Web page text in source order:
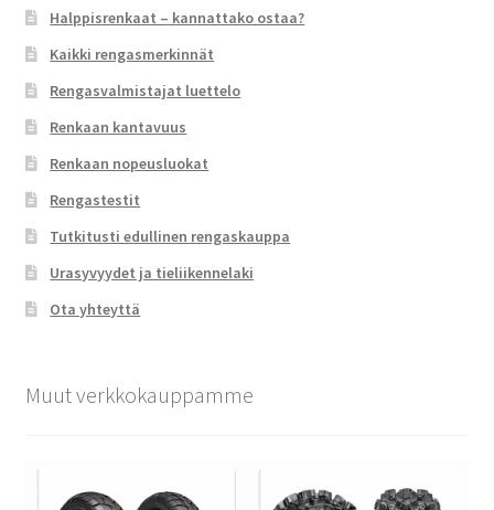
Halppisrenkaat – kannattako ostaa?
Kaikki rengasmerkinnät
Rengasvalmistajat luettelo
Renkaan kantavuus
Renkaan nopeusluokat
Rengastestit
Tutkitusti edullinen rengaskauppa
Urasyvyydet ja tieliikennelaki
Ota yhteyttä
Muut verkkokauppamme